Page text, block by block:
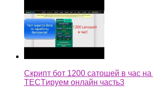
Скрипт бот 1200 сатошей в час
TECTируем онлайн часть3